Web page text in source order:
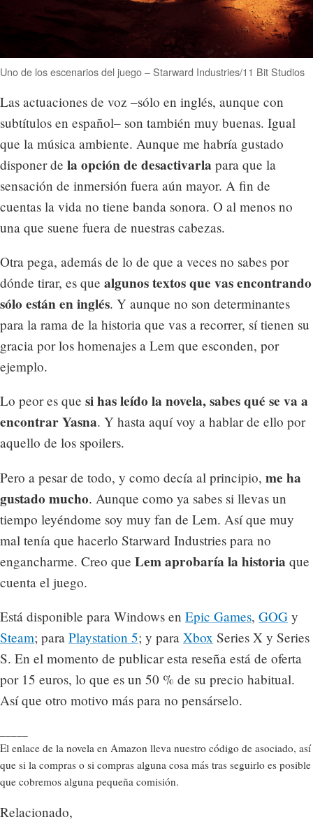
Uno de los escenarios del juego – Starward Industries/11 Bit Studios
Las actuaciones de voz –sólo en inglés, aunque con
subtítulos en español– son también muy buenas. Igual
que la música ambiente. Aunque me habría gustado
disponer de la opción de desactivarla para que la
sensación de inmersión fuera aún mayor. A fin de
cuentas la vida no tiene banda sonora. O al menos no
una que suene fuera de nuestras cabezas.
Otra pega, además de lo de que a veces no sabes por
dónde tirar, es que algunos textos que vas encontrando
sólo están en inglés. Y aunque no son determinantes
para la rama de la historia que vas a recorrer, sí tienen su
gracia por los homenajes a Lem que esconden, por
ejemplo.
Lo peor es que si has leído la novela, sabes qué se va a
encontrar Yasna. Y hasta aquí voy a hablar de ello por
aquello de los spoilers.
Pero a pesar de todo, y como decía al principio, me ha
gustado mucho. Aunque como ya sabes si llevas un
tiempo leyéndome soy muy fan de Lem. Así que muy
mal tenía que hacerlo Starward Industries para no
engancharme. Creo que Lem aprobaría la historia que
cuenta el juego.
Está disponible para Windows en Epic Games, GOG y
Steam; para Playstation 5; y para Xbox Series X y Series
S. En el momento de publicar esta reseña está de oferta
por 15 euros, lo que es un 50 % de su precio habitual.
Así que otro motivo más para no pensárselo.
El enlace de la novela en Amazon lleva nuestro código de asociado, así
que si la compras o si compras alguna cosa más tras seguirlo es posible
que cobremos alguna pequeña comisión.
Relacionado,